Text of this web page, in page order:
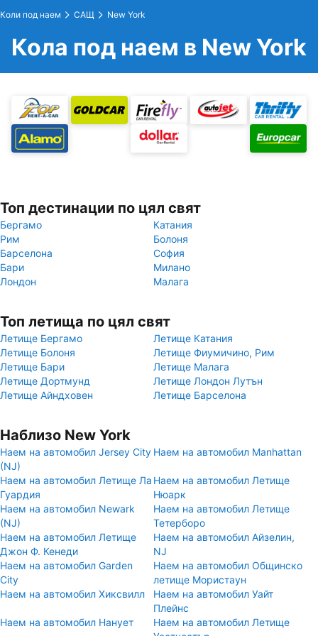
Коли под наем САЩ New York
Кола под наем в New York
Топ дестинации по цял свят
Бергамо
Катания
Рим
Болоня
Барселона
София
Бари
Милано
Лондон
Малага
Топ летища по цял свят
Летище Бергамо
Летище Катания
Летище Болоня
Летище Фиумичино, Рим
Летище Бари
Летище Малага
Летище Дортмунд
Летище Лондон Лутън
Летище Айндховен
Летище Барселона
Наблизо New York
Наем на автомобил Jersey City
(NJ)
Наем на автомобил Manhattan
Наем на автомобил Летище Ла
Гуардия
Наем на автомобил Летище
Нюарк
Наем на автомобил Newark
(NJ)
Наем на автомобил Летище
Тетерборо
Наем на автомобил Летище
Джон Ф. Кенеди
Наем на автомобил Айзелин,
NJ
Наем на автомобил Garden
City
Наем на автомобил Общинско
летище Мористаун
Наем на автомобил Хиксвилл
Наем на автомобил Уайт
Плейнс
Наем на автомобил Нанует
Наем на автомобил Летище